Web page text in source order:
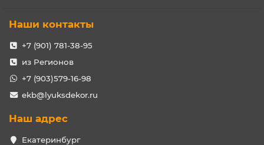
Наши контакты
+7 (901) 781-38-95
из Регионов
+7 (903)579-16-98
ekb@lyuksdekor.ru
Наш адрес
Екатеринбург